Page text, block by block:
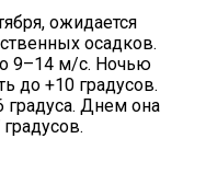
ожидается
осадков.
9–14 м/с. Ночью
до +10 градусов.
градуса. Днем она